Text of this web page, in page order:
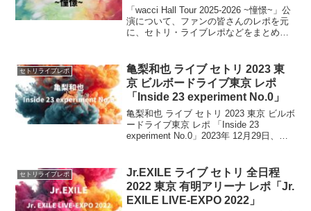
「wacci Hall Tour 2025-2026 ~憧憬~」公
演について、ファンの皆さんのレポを元
に、セトリ・ライブレポなどをまとめて
れの心に寄り添うメッセージが込められ
ています。
セトリライブレポ
亀梨和也 ライブ セトリ 2023 東
京 ビルボードライブ東京 レポ
「Inside 23 experiment No.0」
亀梨和也 ライブ セトリ 2023 東京 ビルボ
ードライブ東京 レポ 「Inside 23
experiment No.0」2023年 12月29日、亀
セトリライブレポ
Jr.EXILE ライブ セトリ 全日程
2022 東京 有明アリーナ レポ「Jr.
EXILE LIVE-EXPO 2022」